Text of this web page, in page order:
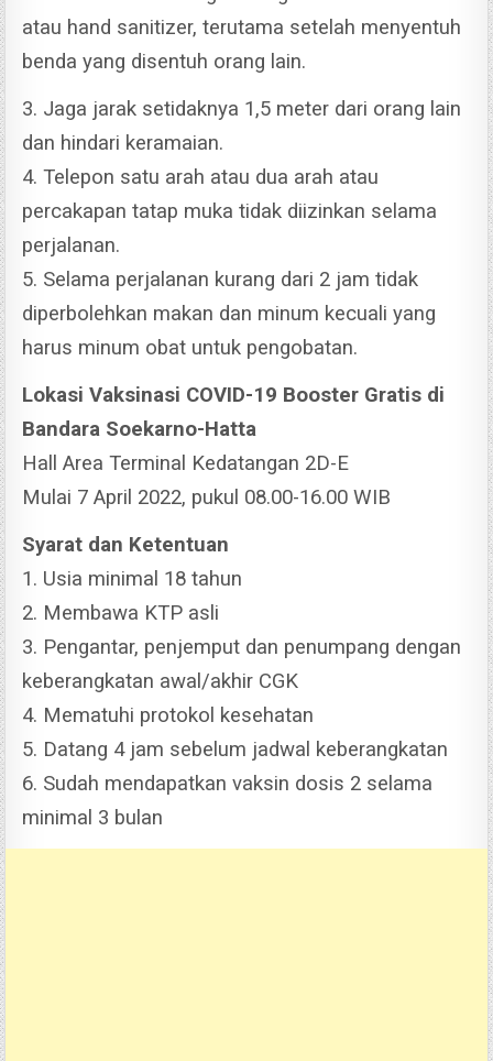
atau hand sanitizer, terutama setelah menyentuh
benda yang disentuh orang lain.
3. Jaga jarak setidaknya 1,5 meter dari orang lain
dan hindari keramaian.
4. Telepon satu arah atau dua arah atau
percakapan tatap muka tidak diizinkan selama
perjalanan.
5. Selama perjalanan kurang dari 2 jam tidak
diperbolehkan makan dan minum kecuali yang
harus minum obat untuk pengobatan.
Lokasi Vaksinasi COVID-19 Booster Gratis di
Bandara Soekarno-Hatta
Hall Area Terminal Kedatangan 2D-E
Mulai 7 April 2022, pukul 08.00-16.00 WIB
Syarat dan Ketentuan
1. Usia minimal 18 tahun
2. Membawa KTP asli
3. Pengantar, penjemput dan penumpang dengan
keberangkatan awal/akhir CGK
4. Mematuhi protokol kesehatan
5. Datang 4 jam sebelum jadwal keberangkatan
6. Sudah mendapatkan vaksin dosis 2 selama
minimal 3 bulan